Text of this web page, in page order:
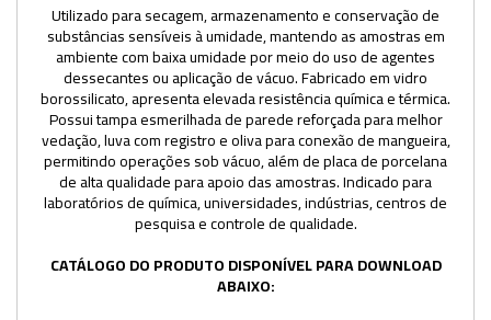
Utilizado para secagem, armazenamento e conservação de
substâncias sensíveis à umidade, mantendo as amostras em
ambiente com baixa umidade por meio do uso de agentes
dessecantes ou aplicação de vácuo. Fabricado em vidro
borossilicato, apresenta elevada resistência química e térmica.
Possui tampa esmerilhada de parede reforçada para melhor
vedação, luva com registro e oliva para conexão de mangueira,
permitindo operações sob vácuo, além de placa de porcelana
de alta qualidade para apoio das amostras. Indicado para
laboratórios de química, universidades, indústrias, centros de
pesquisa e controle de qualidade.
CATÁLOGO DO PRODUTO DISPONÍVEL PARA DOWNLOAD
ABAIXO: